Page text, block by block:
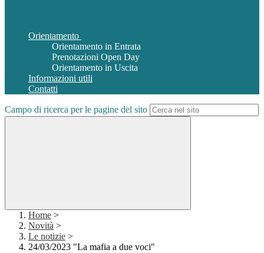
Orientamento
Orientamento in Entrata
Prenotazioni Open Day
Orientamento in Uscita
Informazioni utili
Contatti
Campo di ricerca per le pagine del sito
Home >
Novità >
Le notizie >
24/03/2023 "La mafia a due voci"